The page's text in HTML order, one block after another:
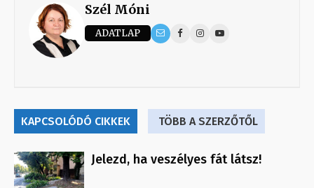
Szél Móni
ADATLAP
KAPCSOLÓDÓ CIKKEK TÖBB A SZERZŐTŐL
Jelezd, ha veszélyes fát látsz!